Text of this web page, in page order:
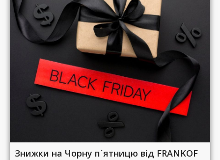
Знижки на Чорну п`ятницю від FRANKOF